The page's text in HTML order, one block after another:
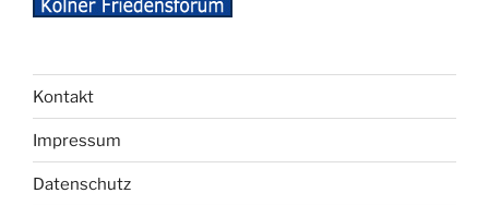
Kontakt
Impressum
Datenschutz